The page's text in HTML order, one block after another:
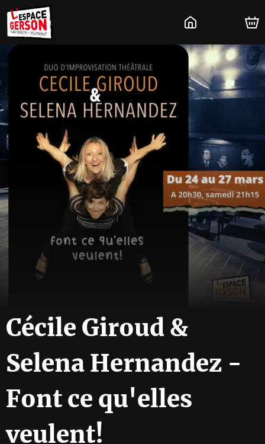
Cécile Giroud &
Selena Hernandez -
Font ce qu'elles
veulent!